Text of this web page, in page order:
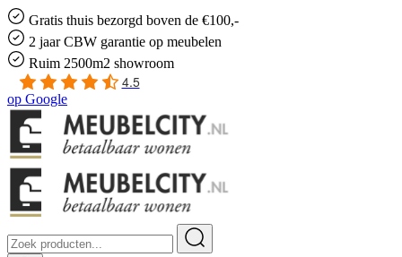
Gratis thuis bezorgd boven de €100,-
2 jaar CBW garantie op meubelen
Ruim 2500m2 showroom
4.5
op Google